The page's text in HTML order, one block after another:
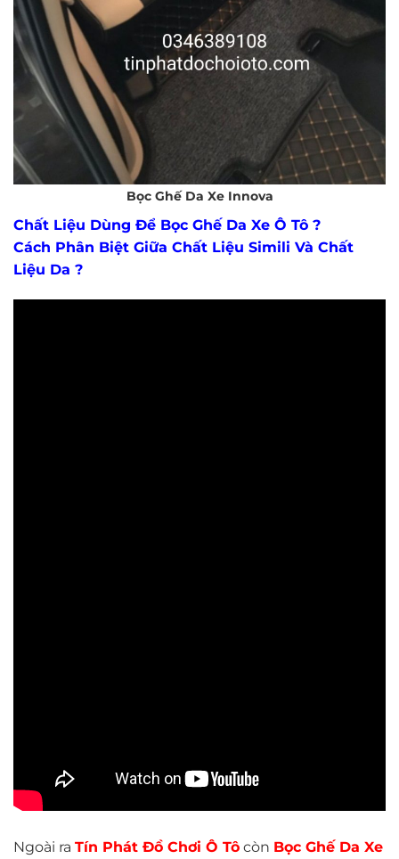
Bọc Ghế Da Xe Innova
Chất Liệu Dùng Để Bọc Ghế Da Xe Ô Tô ?
Cách Phân Biệt Giữa Chất Liệu Simili Và Chất
Liệu Da ?
Ngoài ra Tín Phát Đồ Chơi Ô Tô còn Bọc Ghế Da Xe